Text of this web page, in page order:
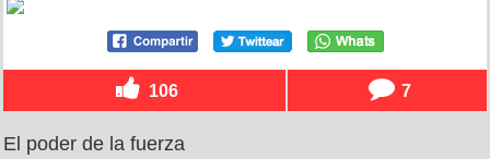
106 7
El poder de la fuerza